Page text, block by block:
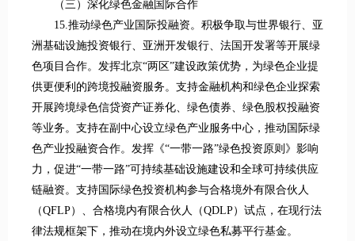
（三）深化绿色金融国际合作
15.推动绿色产业国际投融资。积极争取与世界银行、亚
洲基础设施投资银行、亚洲开发银行、法国开发署等开展绿
色项目合作。发挥北京“两区”建设政策优势，为绿色企业提
供更便利的跨境投融资服务。支持金融机构和绿色企业探索
开展跨境绿色信贷资产证券化、绿色债券、绿色股权投融资
等业务。支持在副中心设立绿色产业服务中心，推动国际绿
色产业投融资合作。发挥《“一带一路”绿色投资原则》影响
力，促进“一带一路”可持续基础设施建设和全球可持续供应
链融资。支持国际绿色投资机构参与合格境外有限合伙人
（QFLP）、合格境内有限合伙人（QDLP）试点，在现行法
律法规框架下，推动在境内外设立绿色私募平行基金。